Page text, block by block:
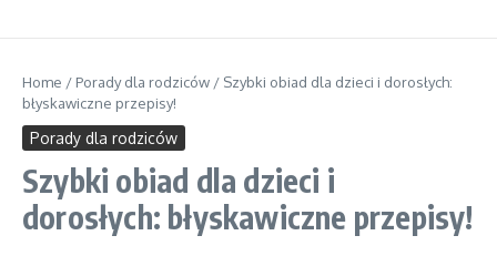
Home / Porady dla rodziców / Szybki obiad dla dzieci i dorosłych:
błyskawiczne przepisy!
Porady dla rodziców
Szybki obiad dla dzieci i
dorosłych: błyskawiczne przepisy!